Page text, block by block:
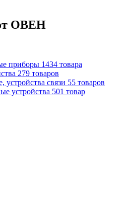
ОВЕН
приборы 1434 товара
279 товаров
устройства связи 55 товаров
устройства 501 товар